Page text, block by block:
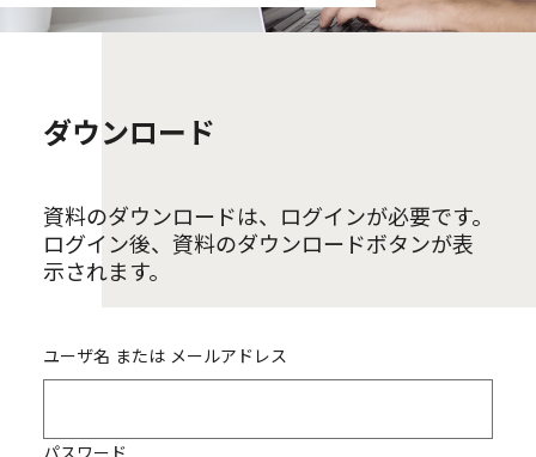
ダウンロード
資料のダウンロードは、ログインが必要です。
ログイン後、資料のダウンロードボタンが表
示されます。
ユーザ名 または メールアドレス
パスワード